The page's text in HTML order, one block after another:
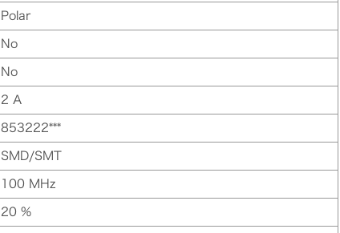
Polar
No
No
2 A
853222***
SMD/SMT
100 MHz
20 %